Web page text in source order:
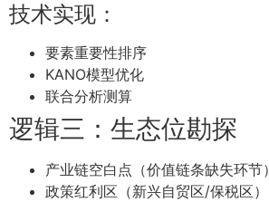
技术实现：
要素重要性排序
KANO模型优化
联合分析测算
逻辑三：生态位勘探
产业链空白点（价值链条缺失环节）
政策红利区（新兴自贸区/保税区）